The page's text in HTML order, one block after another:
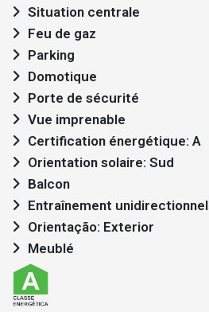
Situation centrale
Feu de gaz
Parking
Domotique
Porte de sécurité
Vue imprenable
Certification énergétique: A
Orientation solaire: Sud
Balcon
Entraînement unidirectionnel
Orientação: Exterior
Meublé